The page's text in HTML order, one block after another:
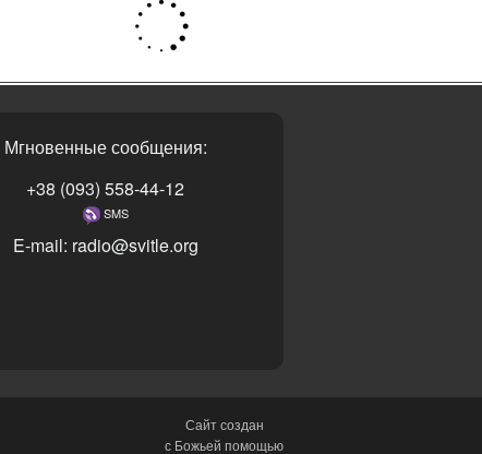
Мгновенные сообщения:
+38 (093) 558-44-12
SMS
E-mail: radio@svitle.org
Сайт создан
с Божьей помощью